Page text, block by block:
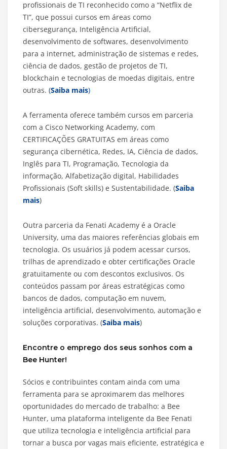
profissionais de TI reconhecido como a “Netflix de
TI”, que possui cursos em áreas como
cibersegurança, Inteligência Artificial,
desenvolvimento de softwares, desenvolvimento
para a internet, administração de sistemas e redes,
ciência de dados, gestão de projetos de TI,
blockchain e tecnologias de moedas digitais, entre
outras. (Saiba mais)
A ferramenta oferece também cursos em parceria
com a Cisco Networking Academy, com
CERTIFICAÇÕES GRATUITAS em áreas como
segurança cibernética, Redes, IA, Ciência de dados,
Inglês para TI, Programação, Tecnologia da
informação, Alfabetização digital, Habilidades
Profissionais (Soft skills) e Sustentabilidade. (Saiba
mais)
Outra parceria da Fenati Academy é a Oracle
University, uma das maiores referências globais em
tecnologia. Os usuários já podem acessar cursos,
trilhas de aprendizado e obter certificações Oracle
gratuitamente ou com descontos exclusivos. Os
conteúdos passam por áreas estratégicas como
bancos de dados, computação em nuvem,
inteligência artificial, desenvolvimento, automação e
soluções corporativas. (Saiba mais)
Encontre o emprego dos seus sonhos com a
Bee Hunter!
Sócios e contribuintes contam ainda com uma
ferramenta para se aproximarem das melhores
oportunidades do mercado de trabalho: a Bee
Hunter, uma plataforma inteligente da Bee Fenati
que utiliza tecnologia e inteligência artificial para
tornar a busca por vagas mais eficiente, estratégica e